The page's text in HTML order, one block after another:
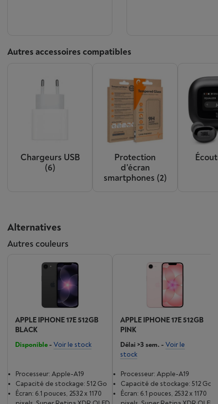
Autres accessoires compatibles
Chargeurs USB
(6)
Protection
d'écran
smartphones (2)
Alternatives
Autres couleurs
APPLE IPHONE 17E 512GB
BLACK
Disponible- Voir le stock
Processeur: Apple-A19
Capacité de stockage: 512 Go
Écran: 6.1 pouces, 2532 x 1170
APPLE IPHONE 17E 512GB
PINK
Délai >3 sem. - Voir le
stock
Processeur: Apple-A19
Capacité de stockage: 512 Go
Écran: 6.1 pouces, 2532 x 1170